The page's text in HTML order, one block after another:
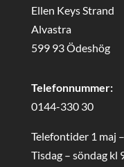
Ellen Keys Strand
Alvastra
599 93 Ödeshög
Telefonnummer:
0144-330 30
Telefontider 1 maj
Tisdag – söndag kl